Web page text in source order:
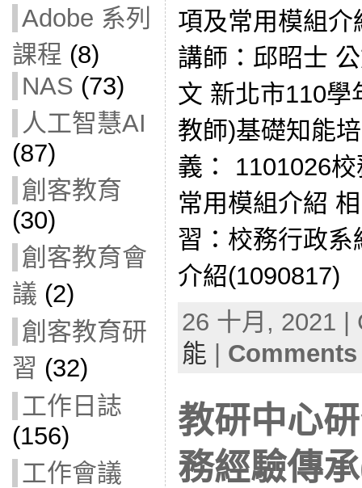
Adobe 系列
課程 (8)
NAS (73)
人工智慧AI
(87)
創客教育
(30)
創客教育會
議 (2)
創客教育研
習 (32)
工作日誌
(156)
工作會議
項及常用模組
講師：邱昭士
文 新北市110學
教師)基礎知能
義： 1101026
常用模組介紹
習：校務行政
介紹(1090817)
26 十月, 2021
能 |
教研中心
務經驗傳